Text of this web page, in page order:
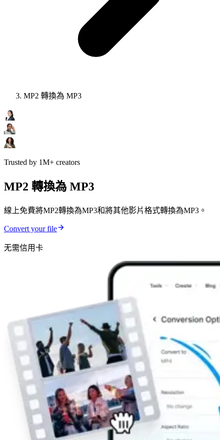
MP2 轉換為 MP3
Trusted by 1M+ creators
MP2 轉換為 MP3
線上免費將MP2轉換為MP3和將其他影片格式轉換為MP3。
Convert your file
无需信用卡